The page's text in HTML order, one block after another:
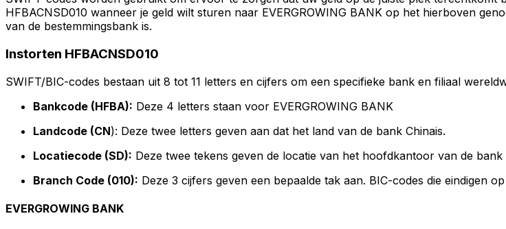
HFBACNSD010 wanneer je geld wilt sturen naar EVERGROWING BANK op het hierboven
van de bestemmingsbank is.
Instorten HFBACNSD010
SWIFT/BIC-codes bestaan uit 8 tot 11 letters en cijfers om een specifieke bank en filiaal
Bankcode (HFBA): Deze 4 letters staan voor EVERGROWING BANK
Landcode (CN): Deze twee letters geven aan dat het land van de bank Chinais.
Locatiecode (SD): Deze twee tekens geven de locatie van het hoofdkantoor van de bank
Branch Code (010): Deze 3 cijfers geven een bepaalde tak aan. BIC-codes die eindigen
EVERGROWING BANK